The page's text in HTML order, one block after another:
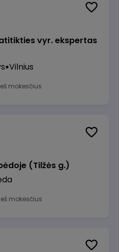
vyr. ekspertas
Vilnius
mokesčius
(Tilžės g.)
mokesčius